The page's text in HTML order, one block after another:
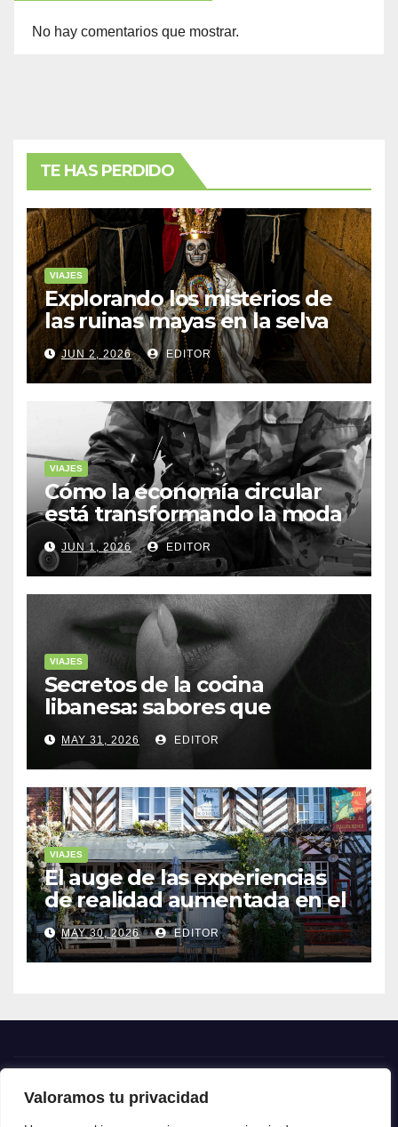
Valoramos tu privacidad
No hay comentarios que mostrar.
TE HAS PERDIDO
VIAJES
Explorando los misterios de
las ruinas mayas en la selva
de Yucatán
JUN 2, 2026 EDITOR
VIAJES
Cómo la economía circular
está transformando la moda
sostenible
JUN 1, 2026 EDITOR
VIAJES
Secretos de la cocina
libanesa: sabores que
cuentan historias
MAY 31, 2026 EDITOR
VIAJES
El auge de las experiencias
de realidad aumentada en el
turismo
MAY 30, 2026 EDITOR
Crónica24